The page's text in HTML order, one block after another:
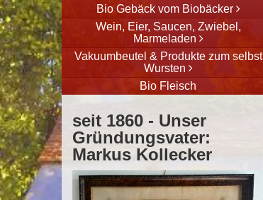
Bio Gebäck vom Biobäcker
Wein, Eier, Saucen, Zwiebel,
Marmeladen
Vakuumbeutel & Produkte zum selbst
Wursten
Bio Fleisch
seit 1860 - Unser
Gründungsvater:
Markus Kollecker